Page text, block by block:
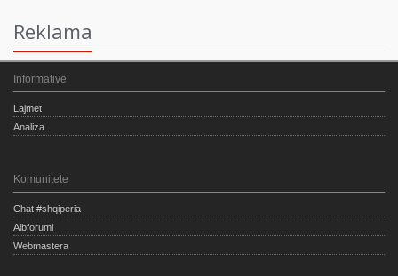
Reklama
Informative
Lajmet
Analiza
Komunitete
Chat #shqiperia
Albforumi
Webmastera